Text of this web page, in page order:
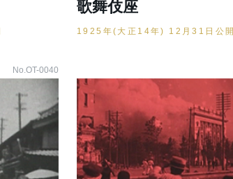
歌舞伎座
1925年(大正14年) 12月31日公開
No.OT-0040